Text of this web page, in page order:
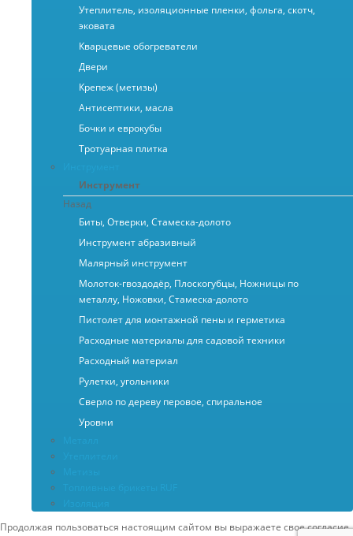
Утеплитель, изоляционные пленки, фольга, скотч,
эковата
Кварцевые обогреватели
Двери
Крепеж (метизы)
Антисептики, масла
Бочки и еврокубы
Тротуарная плитка
Инструмент
Назад
Биты, Отверки, Стамеска-долото
Инструмент абразивный
Малярный инструмент
Молоток-гвоздодёр, Плоскогубцы, Ножницы по
металлу, Ножовки, Стамеска-долото
Пистолет для монтажной пены и герметика
Расходные материалы для садовой техники
Расходный материал
Рулетки, угольники
Сверло по дереву перовое, спиральное
Уровни
Продолжая пользоваться настоящим сайтом вы выражаете свое согласие